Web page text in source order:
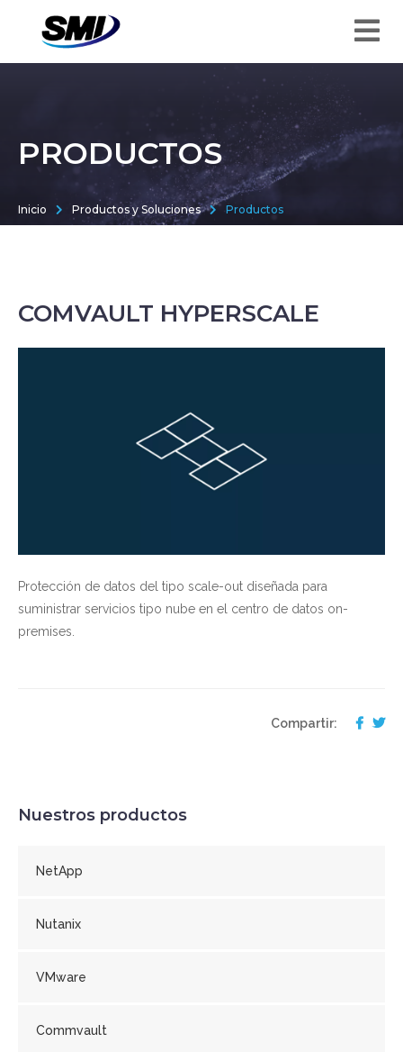
PRODUCTOS
Inicio Productos y Soluciones Productos
COMVAULT HYPERSCALE
Protección de datos del tipo scale-out diseñada para
suministrar servicios tipo nube en el centro de datos on-
premises.
Compartir:
Nuestros productos
NetApp
Nutanix
VMware
Commvault